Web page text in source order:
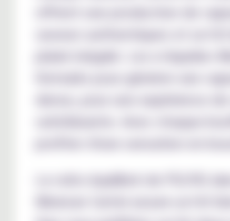
offrent une production de
saveurs authentiques et un hit
plaisir inégalé. Les e-liquides
formulés pour générer une
dense, pour une expérience
satisfaisante. Avec chaque
profiter d'une sensation en
Le ratio équilibré de PG/VG
Mexican Cartel assure un hit